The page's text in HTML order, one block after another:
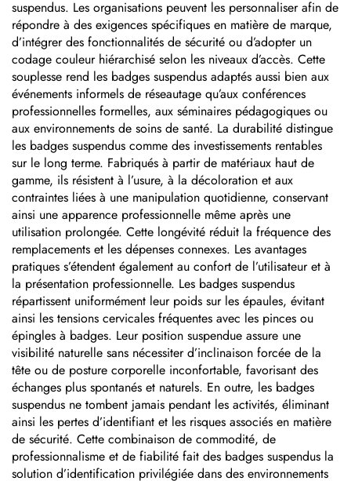
suspendus. Les organisations peuvent les personnaliser afin de
répondre à des exigences spécifiques en matière de marque,
d’intégrer des fonctionnalités de sécurité ou d’adopter un
codage couleur hiérarchisé selon les niveaux d’accès. Cette
souplesse rend les badges suspendus adaptés aussi bien aux
événements informels de réseautage qu’aux conférences
professionnelles formelles, aux séminaires pédagogiques ou
aux environnements de soins de santé. La durabilité distingue
les badges suspendus comme des investissements rentables
sur le long terme. Fabriqués à partir de matériaux haut de
gamme, ils résistent à l’usure, à la décoloration et aux
contraintes liées à une manipulation quotidienne, conservant
ainsi une apparence professionnelle même après une
utilisation prolongée. Cette longévité réduit la fréquence des
remplacements et les dépenses connexes. Les avantages
pratiques s’étendent également au confort de l’utilisateur et à
la présentation professionnelle. Les badges suspendus
répartissent uniformément leur poids sur les épaules, évitant
ainsi les tensions cervicales fréquentes avec les pinces ou
épingles à badges. Leur position suspendue assure une
visibilité naturelle sans nécessiter d’inclinaison forcée de la
tête ou de posture corporelle inconfortable, favorisant des
échanges plus spontanés et naturels. En outre, les badges
suspendus ne tombent jamais pendant les activités, éliminant
ainsi les pertes d’identifiant et les risques associés en matière
de sécurité. Cette combinaison de commodité, de
professionnalisme et de fiabilité fait des badges suspendus la
solution d’identification privilégiée dans des environnements